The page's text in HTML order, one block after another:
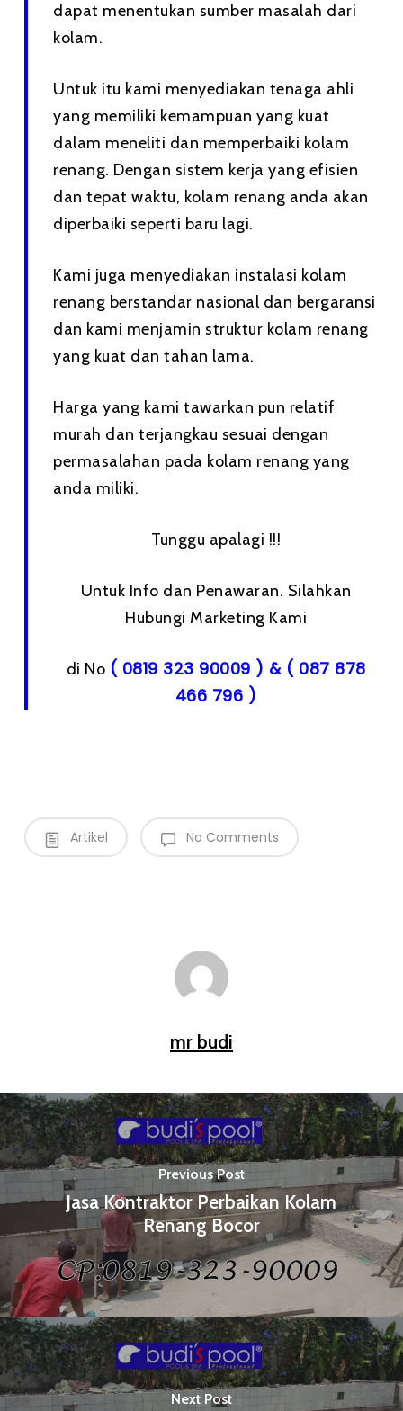
dapat menentukan sumber masalah dari
kolam.
Untuk itu kami menyediakan tenaga ahli
yang memiliki kemampuan yang kuat
dalam meneliti dan memperbaiki kolam
renang. Dengan sistem kerja yang efisien
dan tepat waktu, kolam renang anda akan
diperbaiki seperti baru lagi.
Kami juga menyediakan instalasi kolam
renang berstandar nasional dan bergaransi
dan kami menjamin struktur kolam renang
yang kuat dan tahan lama.
Harga yang kami tawarkan pun relatif
murah dan terjangkau sesuai dengan
permasalahan pada kolam renang yang
anda miliki.
Tunggu apalagi !!!
Untuk Info dan Penawaran. Silahkan
Hubungi Marketing Kami
di No ( 0819 323 90009 ) & ( 087 878
466 796 )
Artikel No Comments
mr budi
Previous Post
Jasa Kontraktor Perbaikan Kolam
Renang Bocor
Next Post